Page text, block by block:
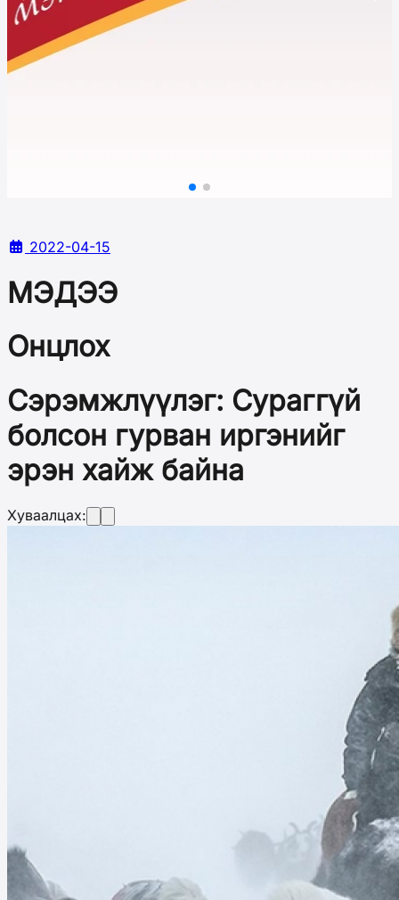
2022-04-15
МЭДЭЭ
Онцлох
Сэрэмжлүүлэг: Сураггүй
болсон гурван иргэнийг
эрэн хайж байна
Хуваалцах: